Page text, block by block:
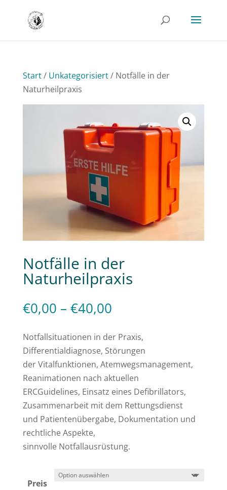
Start/ Unkategorisiert/ Notfälle in der
Naturheilpraxis
Notfälle in der
Naturheilpraxis
€0,00 – €40,00Preisspanne:
bis
€40,00
Notfallsituationen in der Praxis,
Differentialdiagnose, Störungen
der Vitalfunktionen, Atemwegsmanagement,
Reanimationen nach aktuellen
ERCGuidelines, Einsatz eines Defibrillators,
Zusammenarbeit mit dem Rettungsdienst
und Patientenübergabe, Dokumentation und
rechtliche Aspekte,
sinnvolle Notfallausrüstung.
Preis